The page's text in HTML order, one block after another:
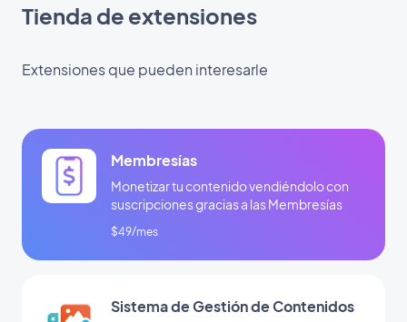
Tienda de extensiones
Extensiones que pueden interesarle
Membresías
Monetizar tu contenido vendiéndolo con
suscripciones gracias a las Membresías
$49/mes
Sistema de Gestión de Contenidos